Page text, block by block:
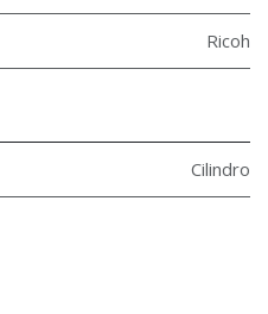
Ricoh
Cilindro